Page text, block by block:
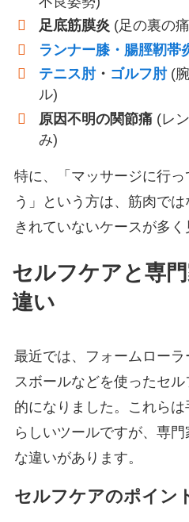
足底筋膜炎 (足の裏の
ランナー膝・腸脛靭帯
テニス肘・ ゴルフ肘(
ル)
原因不明の関節痛 (レ
み)
特に、「マッサージに行
う」という方は、筋肉で
きれていないケースが多く
セルフケアと専
違い
最近では、フォームロー
スボールなどを使ったセ
的になりました。これら
らしいツールですが、専
な違いがあります。
セルフケアのポイン